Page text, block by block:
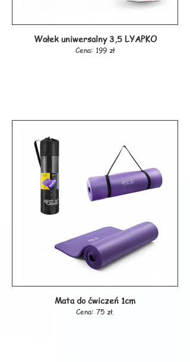
Wałek uniwersalny 3,5 LYAPKO
Cena: 199 zł
Mata do ćwiczeń 1cm
Cena: 75 zł.